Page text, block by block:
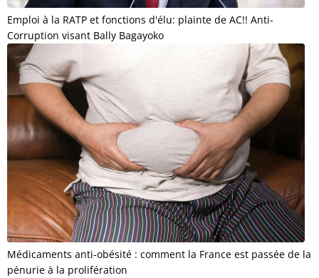
Emploi à la RATP et fonctions d'élu: plainte de AC!! Anti-
Corruption visant Bally Bagayoko
Médicaments anti-obésité : comment la France est passée de la
pénurie à la prolifération